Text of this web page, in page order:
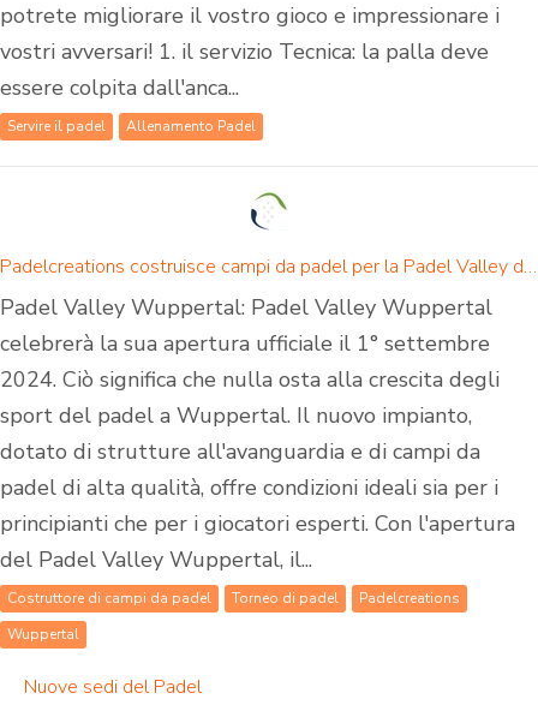
potrete migliorare il vostro gioco e impressionare i
vostri avversari! 1. il servizio Tecnica: la palla deve
essere colpita dall'anca...
Servire il padel Allenamento Padel
Padelcreations costruisce campi da padel per la Padel Valley di Wuppertal - inaugurazione il 1° settembre 2024
Padel Valley Wuppertal: Padel Valley Wuppertal
celebrerà la sua apertura ufficiale il 1° settembre
2024. Ciò significa che nulla osta alla crescita degli
sport del padel a Wuppertal. Il nuovo impianto,
dotato di strutture all'avanguardia e di campi da
padel di alta qualità, offre condizioni ideali sia per i
principianti che per i giocatori esperti. Con l'apertura
del Padel Valley Wuppertal, il...
Costruttore di campi da padel Torneo di padel
Padelcreations
Wuppertal
Nuove sedi del Padel